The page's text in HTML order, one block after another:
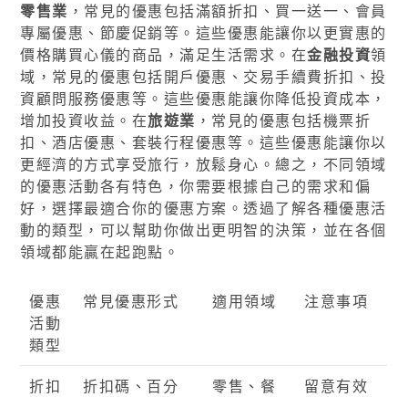
零售業 ，常見的優惠包括滿額折扣、買一送一、會員
專屬優惠、節慶促銷等。這些優惠能讓你以更實惠的
價格購買心儀的商品，滿足生活需求。在金融投資領
域，常見的優惠包括開戶優惠、交易手續費折扣、投
資顧問服務優惠等。這些優惠能讓你降低投資成本，
增加投資收益。在旅遊業 ，常見的優惠包括機票折
扣、酒店優惠、套裝行程優惠等。這些優惠能讓你以
更經濟的方式享受旅行，放鬆身心。總之，不同領域
的優惠活動各有特色，你需要根據自己的需求和偏
好，選擇最適合你的優惠方案。透過了解各種優惠活
動的類型，可以幫助你做出更明智的決策，並在各個
領域都能贏在起跑點。
優惠
活動
類型
常見優惠形式 適用領域 注意事項
折扣
折扣碼、百分
零售、餐
留意有效